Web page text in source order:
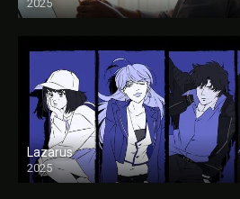
2025
FULL HD
Lazarus
2025